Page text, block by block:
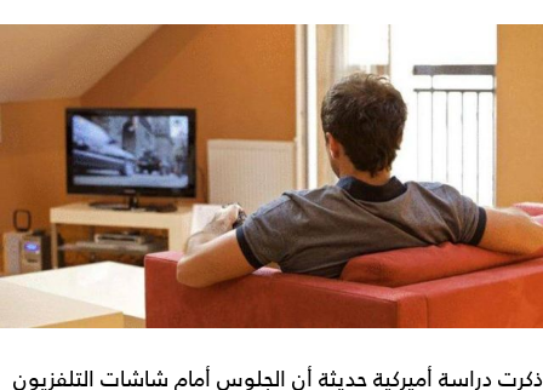
ذكرت دراسة أميركية حديثة أن الجلوس أمام شاشات التلفزيون